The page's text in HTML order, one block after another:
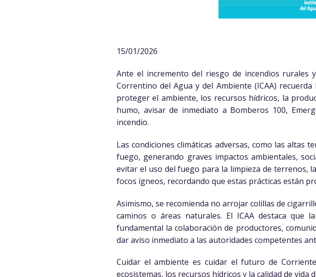
15/01/2026
Ante el incremento del riesgo de incendios
Correntino del Agua y del Ambiente (ICAA)
proteger el ambiente, los recursos hídricos, la
humo, avisar de inmediato a Bomberos 100,
incendio.
Las condiciones climáticas adversas, como las altas
fuego, generando graves impactos ambientales,
evitar el uso del fuego para la limpieza de terrenos,
focos ígneos, recordando que estas prácticas están
Asimismo, se recomienda no arrojar colillas de
caminos o áreas naturales. El ICAA destaca que
fundamental la colaboración de productores,
dar aviso inmediato a las autoridades competentes
Cuidar el ambiente es cuidar el futuro de
ecosistemas, los recursos hídricos y la calidad de vida